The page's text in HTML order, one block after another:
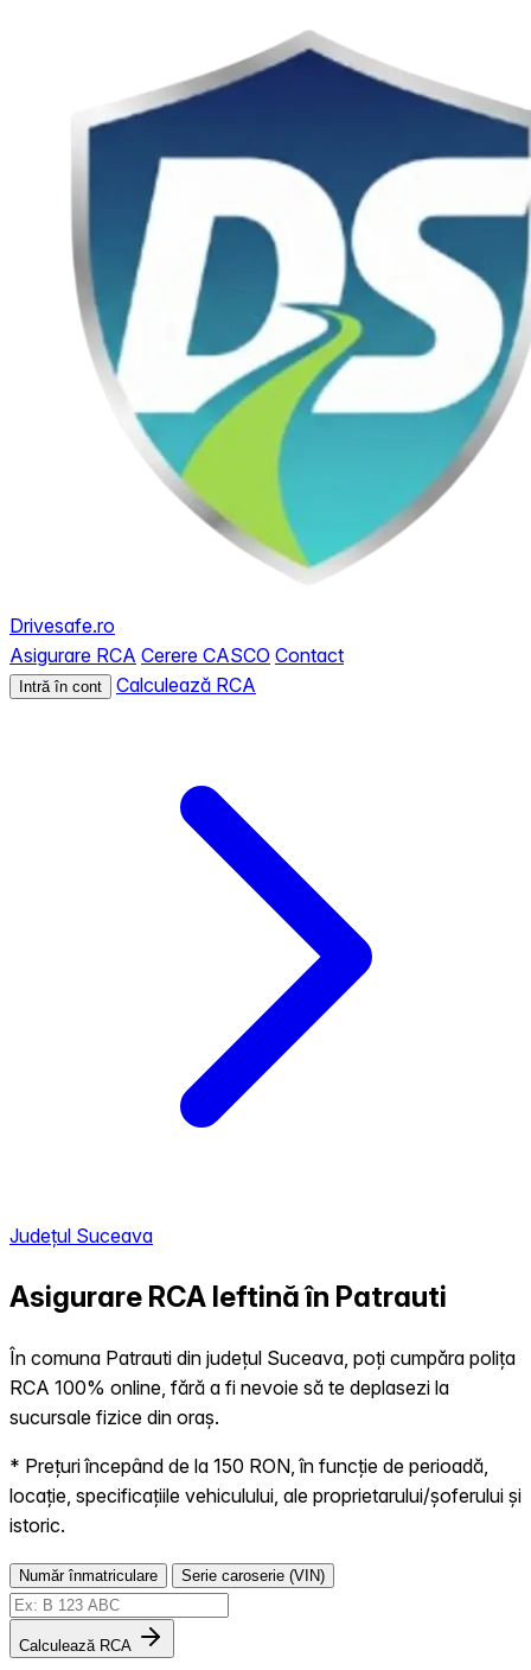
Drivesafe.ro
Asigurare RCA Cerere CASCO Contact
Intră în cont Calculează RCA
Județul Suceava
Asigurare RCA Ieftină în Patrauti
În comuna Patrauti din județul Suceava, poți cumpăra polița
RCA 100% online, fără a fi nevoie să te deplasezi la
sucursale fizice din oraș.
* Prețuri începând de la 150 RON, în funcție de perioadă,
locație, specificațiile vehiculului, ale proprietarului/șoferului și
istoric.
Număr înmatriculare Serie caroserie (VIN)
Calculează RCA